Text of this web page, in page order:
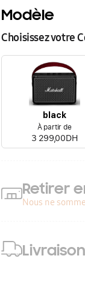
Modèle
Choisissez votre
black
À partir de
3 299,00DH
Retirer
Nous ne